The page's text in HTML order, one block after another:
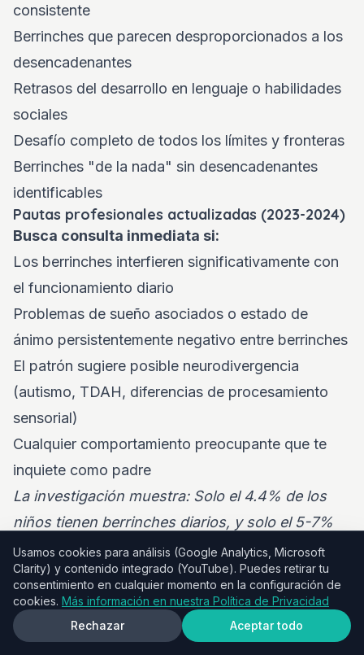
consistente
Berrinches que parecen desproporcionados a los
desencadenantes
Retrasos del desarrollo en lenguaje o habilidades
sociales
Desafío completo de todos los límites y fronteras
Berrinches "de la nada" sin desencadenantes
identificables
Pautas profesionales actualizadas (2023-2024)
Busca consulta inmediata si:
Los berrinches interfieren significativamente con
el funcionamiento diario
Problemas de sueño asociados o estado de
ánimo persistentemente negativo entre berrinches
El patrón sugiere posible neurodivergencia
(autismo, TDAH, diferencias de procesamiento
sensorial)
Cualquier comportamiento preocupante que te
inquiete como padre
La investigación muestra: Solo el 4.4% de los
niños tienen berrinches diarios, y solo el 5-7%
tienen berrinches durando más de 15 minutos
ocurriendo 3+ veces por semana.
Estrategias de prevención específicas por edad
Para niños de 18 meses: manejo ambiental
Optimización de Rutina:
Usamos cookies para análisis (Google Analytics, Microsoft
Clarity) y contenido integrado (YouTube). Puedes retirar tu
consentimiento en cualquier momento en la configuración de
cookies. Más información en nuestra Política de Privacidad
Rechazar
Aceptar todo